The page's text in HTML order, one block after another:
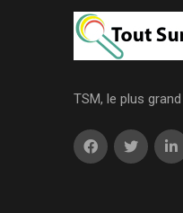
TSM, le plus